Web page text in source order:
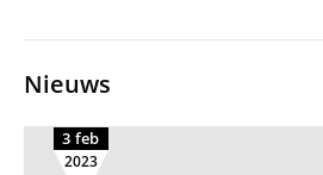
Nieuws
3 feb
2023